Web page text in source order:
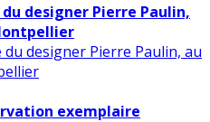
designer Pierre Paulin,
exemplaire